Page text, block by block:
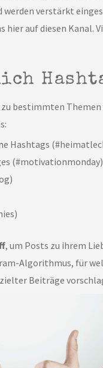
werden verstärkt
auf diesen Kanal.
bestimmten Themen
Hashtags
(#motivationmonday)
, um Posts zu ihrem
Algorithmus, für
Beiträge